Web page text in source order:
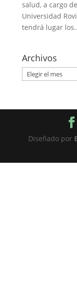
salud, a cargo
Universidad
tendrá lugar
Archivos
Archivos
Diseñado por